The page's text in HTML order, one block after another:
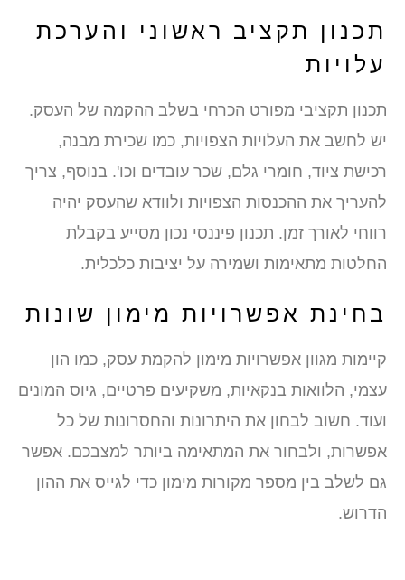
תכנון תקציב ראשוני והערכת
עלויות
תכנון תקציבי מפורט הכרחי בשלב ההקמה של העסק.
יש לחשב את העלויות הצפויות, כמו שכירת מבנה,
רכישת ציוד, חומרי גלם, שכר עובדים וכו'. בנוסף, צריך
להעריך את ההכנסות הצפויות ולוודא שהעסק יהיה
רווחי לאורך זמן. תכנון פיננסי נכון מסייע בקבלת
החלטות מתאימות ושמירה על יציבות כלכלית.
בחינת אפשרויות מימון שונות
קיימות מגוון אפשרויות מימון להקמת עסק, כמו הון
עצמי, הלוואות בנקאיות, משקיעים פרטיים, גיוס המונים
ועוד. חשוב לבחון את היתרונות והחסרונות של כל
אפשרות, ולבחור את המתאימה ביותר למצבכם. אפשר
גם לשלב בין מספר מקורות מימון כדי לגייס את ההון
הדרוש.